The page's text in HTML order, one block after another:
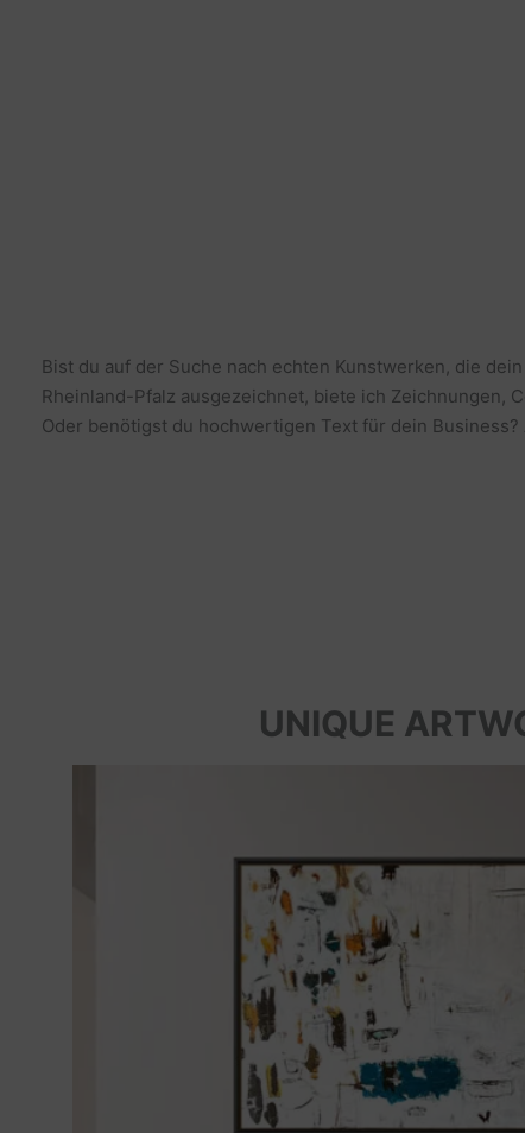
Bist du auf der Suche nach echten Kunstwerken, die
Rheinland-Pfalz ausgezeichnet, biete ich Zeichnungen,
Oder benötigst du hochwertigen Text für dein
UNIQUE